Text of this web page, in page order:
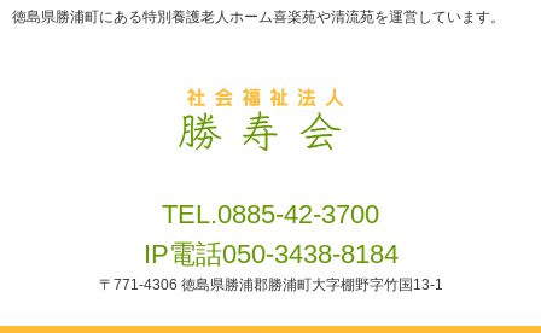
徳島県勝浦町にある特別養護老人ホーム喜楽苑や清流苑を運営しています。
TEL.0885-42-3700
IP電話050-3438-8184
〒771-4306 徳島県勝浦郡勝浦町大字棚野字竹国13-1